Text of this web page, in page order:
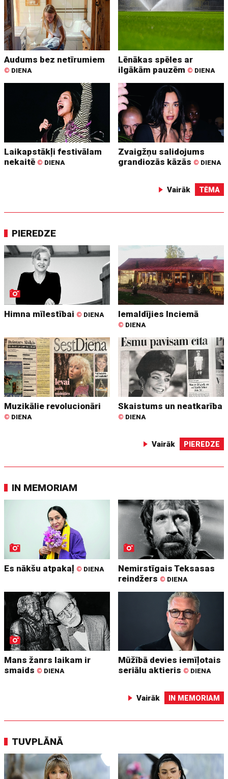
Audums bez netīrumiem
© DIENA
Lēnākas spēles ar
ilgākām pauzēm © DIENA
Laikapstākļi festivālam
nekaitē © DIENA
Zvaigžņu salidojums
grandiozās kāzās © DIENA
Vairāk TĒMA
PIEREDZE
Himna mīlestībai © DIENA Iemaldījies Inciemā
© DIENA
Muzikālie revolucionāri
© DIENA
Skaistums un neatkarība
© DIENA
Vairāk PIEREDZE
IN MEMORIAM
Es nākšu atpakaļ © DIENA
Nemirstīgais Teksasas
reindžers © DIENA
Mans žanrs laikam ir
smaids © DIENA
Mūžībā devies iemīļotais
seriālu aktieris © DIENA
Vairāk IN MEMORIAM
TUVPLĀNĀ